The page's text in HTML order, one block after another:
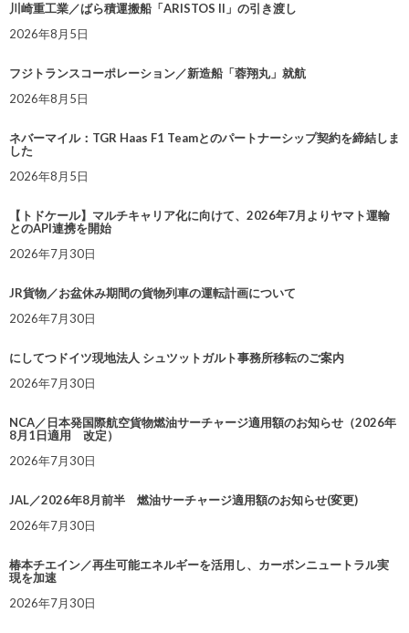
川崎重工業／ばら積運搬船「ARISTOS II」の引き渡し
2026年8月5日
フジトランスコーポレーション／新造船「蓉翔丸」就航
2026年8月5日
ネバーマイル：TGR Haas F1 Teamとのパートナーシップ契約を締結しま
した
2026年8月5日
【トドケール】マルチキャリア化に向けて、2026年7月よりヤマト運輸
とのAPI連携を開始
2026年7月30日
JR貨物／お盆休み期間の貨物列車の運転計画について
2026年7月30日
にしてつドイツ現地法人 シュツットガルト事務所移転のご案内
2026年7月30日
NCA／日本発国際航空貨物燃油サーチャージ適用額のお知らせ（2026年
8月1日適用 改定）
2026年7月30日
JAL／2026年8月前半 燃油サーチャージ適用額のお知らせ(変更)
2026年7月30日
椿本チエイン／再生可能エネルギーを活用し、カーボンニュートラル実
現を加速
2026年7月30日